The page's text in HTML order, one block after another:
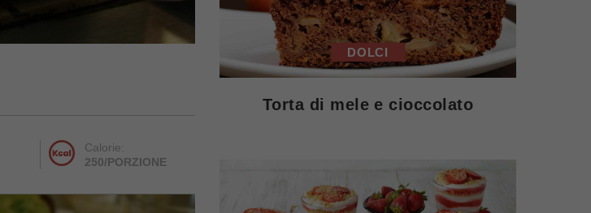
Calorie:
250/PORZIONE
DOLCI
Torta di mele e cioccolato